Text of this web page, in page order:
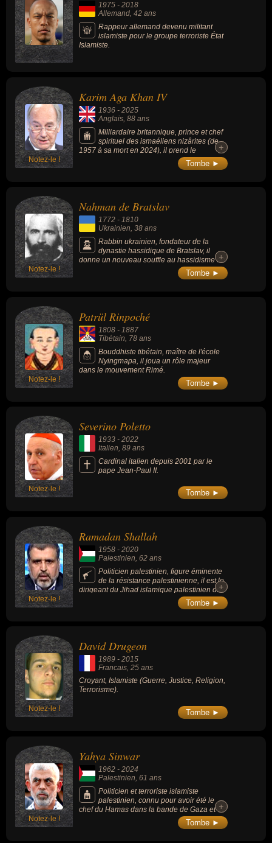
1975 - 2018
Allemand, 42 ans
Rappeur allemand devenu militant
islamiste pour le groupe terroriste État
Islamiste.
Notez-le !
Karim Aga Khan IV
1936 - 2025
Anglais , 88 ans
Milliardaire britannique, prince et chef
spirituel des ismaéliens nizârites (de
1957 à sa mort en 2024), il prend le
commandement spirituel de 10 millions de
musulmans dispersés dans 25 pays à travers
+
+
Tombe ►
Notez-le !
Nahman de Bratslav
1772 - 1810
Ukrainien, 38 ans
Rabbin ukrainien, fondateur de la
dynastie hassidique de Bratslav, il
donne un nouveau souffle au hassidisme en
combinant les enseignements ésotériques
du judaïsme avec une étude approfondie de
+
+
Tombe ►
Notez-le !
Patrül Rinpoché
1808 - 1887
Tibétain , 78 ans
Bouddhiste tibétain, maître de l'école
Nyingmapa, il joua un rôle majeur
dans le mouvement Rimé.
Tombe ►
Notez-le !
Severino Poletto
1933 - 2022
Italien, 89 ans
Cardinal italien depuis 2001 par le
pape Jean-Paul II.
Tombe ►
Notez-le !
Ramadan Shallah
1958 - 2020
Palestinien, 62 ans
Politicien palestinien, figure éminente
de la résistance palestinienne, il est le
dirigeant du Jihad islamique palestinien de
1995 à 2018. Il est placé sur la liste des
terroristes les plus recherchés (Most Wanted
+
+
Tombe ►
Notez-le !
David Drugeon
1989 - 2015
Francais, 25 ans
Croyant, Islamiste (Guerre, Justice, Religion,
Terrorisme).
Tombe ►
Notez-le !
Yahya Sinwar
1962 - 2024
Palestinien, 61 ans
Politicien et terroriste islamiste
palestinien, connu pour avoir été le
chef du Hamas dans la bande de Gaza et
l'un des membres fondateurs de son appareil
de sécurité, considéré par Israël comme le
+
+
Tombe ►